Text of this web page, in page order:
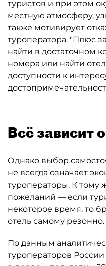
туристов и при этом
местную атмосферу,
также мотивирует
туроператора. "Плюс
найти в достаточном
номера или найти
доступности к
Всё зависит
Однако выбор
не всегда означает
туроператоры. К тому
пожеланий — если
некоторое время, то
отель самому резонно.
По данным
туроператоров